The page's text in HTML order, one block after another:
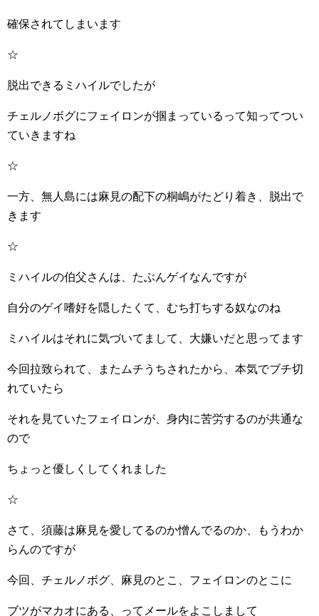
確保されてしまいます
☆
脱出できるミハイルでしたが
チェルノボグにフェイロンが掴まっているって知ってつい
ていきますね
☆
一方、無人島には麻見の配下の桐嶋がたどり着き、脱出で
きます
☆
ミハイルの伯父さんは、たぶんゲイなんですが
自分のゲイ嗜好を隠したくて、むち打ちする奴なのね
ミハイルはそれに気づいてまして、大嫌いだと思ってます
今回拉致られて、またムチうちされたから、本気でブチ切
れていたら
それを見ていたフェイロンが、身内に苦労するのが共通な
ので
ちょっと優しくしてくれました
☆
さて、須藤は麻見を愛してるのか憎んでるのか、もうわか
らんのですが
今回、チェルノボグ、麻見のとこ、フェイロンのとこに
ブツがマカオにある、ってメールをよこしまして